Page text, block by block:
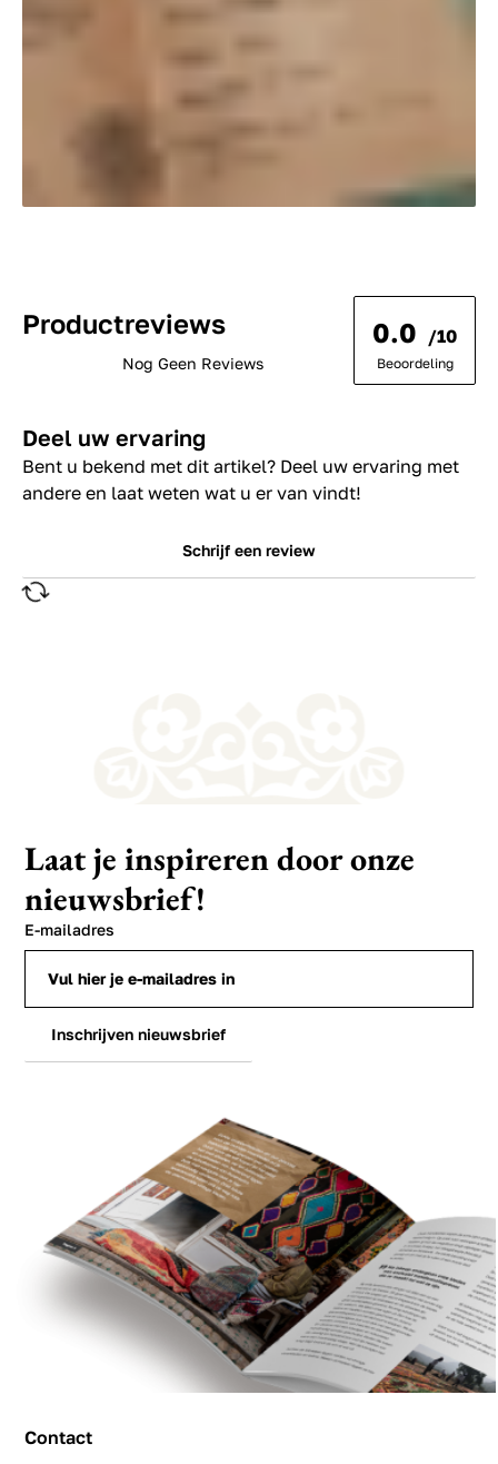
Productreviews
Nog Geen Reviews
0.0 /10
Beoordeling
Deel uw ervaring
Bent u bekend met dit artikel? Deel uw ervaring met
andere en laat weten wat u er van vindt!
Schrijf een review
Contact
Laat je inspireren door onze
nieuwsbrief!
E-mailadres
Inschrijven nieuwsbrief